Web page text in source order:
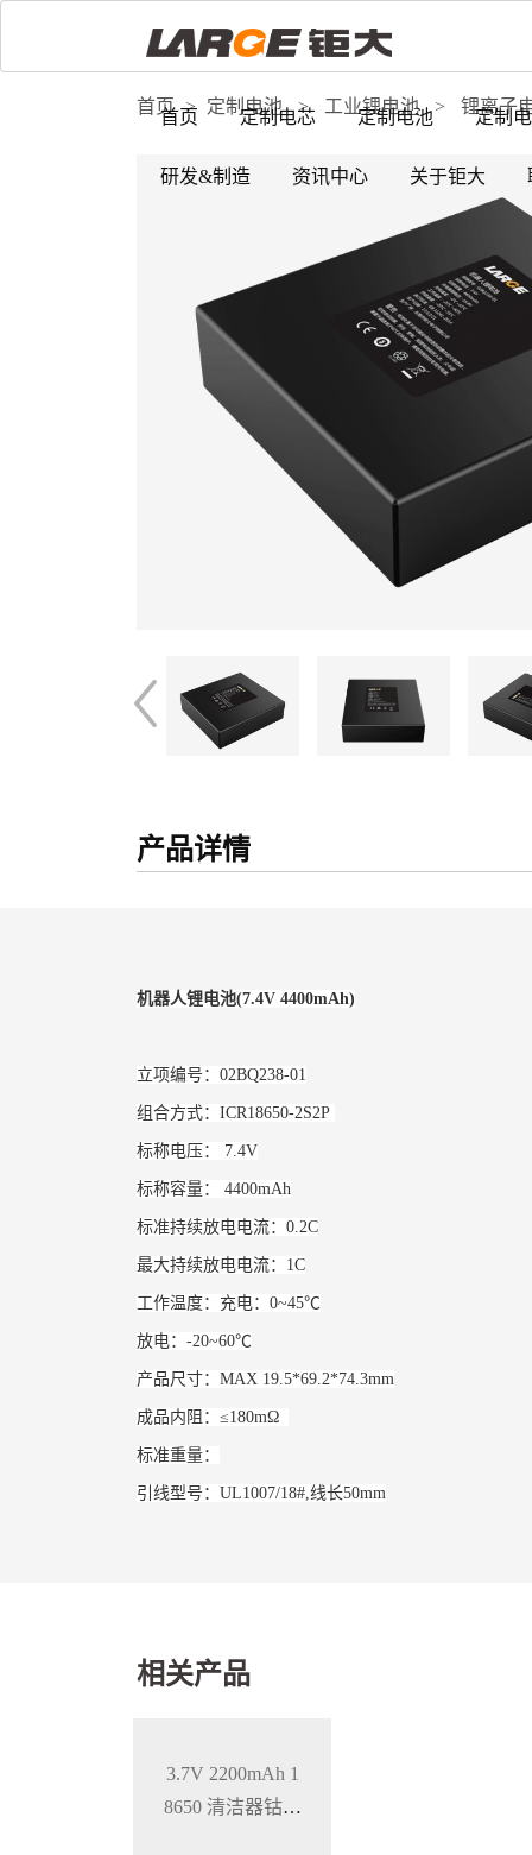
首页 定制电芯 定制电池 定制
研发&制造 资讯中心 关于钜大
首页 > 定制电池 > 工业锂电池 > 锂离子
产品详情
机器人锂电池(7.4V 4400mAh)
立项编号：02BQ238-01
组合方式：ICR18650-2S2P
标称电压： 7.4V
标称容量： 4400mAh
标准持续放电电流：0.2C
最大持续放电电流：1C
工作温度：充电：0~45℃
放电：-20~60℃
产品尺寸：MAX 19.5*69.2*74.3mm
成品内阻：≤180mΩ
标准重量：
引线型号：UL1007/18#,线长50mm
相关产品
3.7V 2200mAh 1
8650 清洁器钴酸